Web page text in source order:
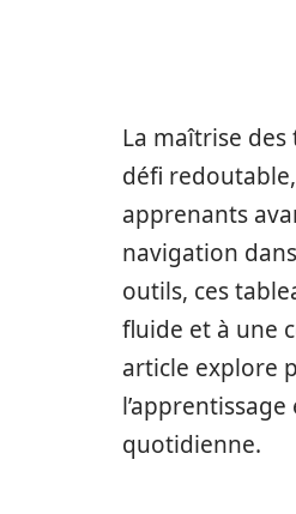
La maîtrise
défi
apprenants
navigation
outils, ces
fluide et à une
article explore
quotidienne.